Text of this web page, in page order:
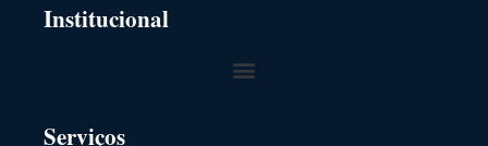
Institucional
Serviços